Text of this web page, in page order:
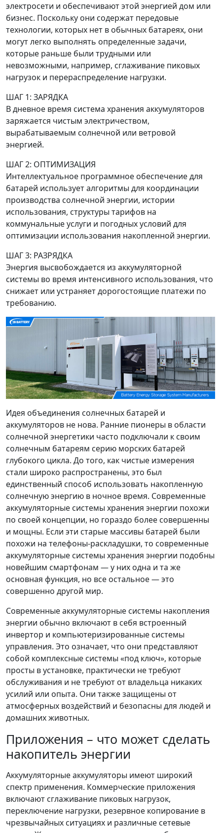
электросети и обеспечивают этой энергией дом или
бизнес. Поскольку они содержат передовые
технологии, которых нет в обычных батареях, они
могут легко выполнять определенные задачи,
которые раньше были трудными или
невозможными, например, сглаживание пиковых
нагрузок и перераспределение нагрузки.
ШАГ 1: ЗАРЯДКА
В дневное время система хранения аккумуляторов
заряжается чистым электричеством,
вырабатываемым солнечной или ветровой
энергией.
ШАГ 2: ОПТИМИЗАЦИЯ
Интеллектуальное программное обеспечение для
батарей использует алгоритмы для координации
производства солнечной энергии, истории
использования, структуры тарифов на
коммунальные услуги и погодных условий для
оптимизации использования накопленной энергии.
ШАГ 3: РАЗРЯДКА
Энергия высвобождается из аккумуляторной
системы во время интенсивного использования, что
снижает или устраняет дорогостоящие платежи по
требованию.
Идея объединения солнечных батарей и
аккумуляторов не нова. Ранние пионеры в области
солнечной энергетики часто подключали к своим
солнечным батареям серию морских батарей
глубокого цикла. До того, как чистые измерения
стали широко распространены, это был
единственный способ использовать накопленную
солнечную энергию в ночное время. Современные
аккумуляторные системы хранения энергии похожи
по своей концепции, но гораздо более совершенны
и мощны. Если эти старые массивы батарей были
похожи на телефоны-раскладушки, то современные
аккумуляторные системы хранения энергии подобны
новейшим смартфонам — у них одна и та же
основная функция, но все остальное — это
совершенно другой мир.
Современные аккумуляторные системы накопления
энергии обычно включают в себя встроенный
инвертор и компьютеризированные системы
управления. Это означает, что они представляют
собой комплексные системы «под ключ», которые
просты в установке, практически не требуют
обслуживания и не требуют от владельца никаких
усилий или опыта. Они также защищены от
атмосферных воздействий и безопасны для людей и
домашних животных.
Приложения – что может сделать
накопитель энергии
Аккумуляторные аккумуляторы имеют широкий
спектр применения. Коммерческие приложения
включают сглаживание пиковых нагрузок,
переключение нагрузки, резервное копирование в
чрезвычайных ситуациях и различные сетевые